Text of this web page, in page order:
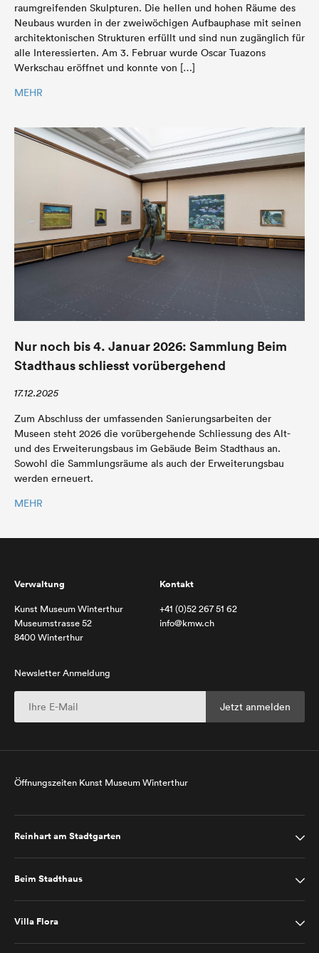
raumgreifenden Skulpturen. Die hellen und hohen Räume des
Neubaus wurden in der zweiwöchigen Aufbauphase mit seinen
architektonischen Strukturen erfüllt und sind nun zugänglich für
alle Interessierten. Am 3. Februar wurde Oscar Tuazons
Werkschau eröffnet und konnte von […]
MEHR
Nur noch bis 4. Januar 2026: Sammlung Beim
Stadthaus schliesst vorübergehend
17.12.2025
Zum Abschluss der umfassenden Sanierungsarbeiten der
Museen steht 2026 die vorübergehende Schliessung des Alt-
und des Erweiterungsbaus im Gebäude Beim Stadthaus an.
Sowohl die Sammlungsräume als auch der Erweiterungsbau
werden erneuert.
MEHR
Verwaltung
Kunst Museum Winterthur
Museumstrasse 52
8400 Winterthur
Kontakt
+41 (0)52 267 51 62
info@kmw.ch
Newsletter Anmeldung
Öffnungszeiten Kunst Museum Winterthur
Reinhart am Stadtgarten
Beim Stadthaus
Villa Flora